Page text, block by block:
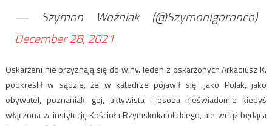
— Szymon Woźniak (@SzymonIgoronco)
December 28, 2021
Oskarżeni nie przyznają się do winy. Jeden z oskarżonych Arkadiusz K.
podkreślił w sądzie, że w katedrze pojawił się „jako Polak, jako
obywatel, poznaniak, gej, aktywista i osoba nieświadomie kiedyś
włączona w instytucję Kościoła Rzymskokatolickiego, ale wciąż będąca